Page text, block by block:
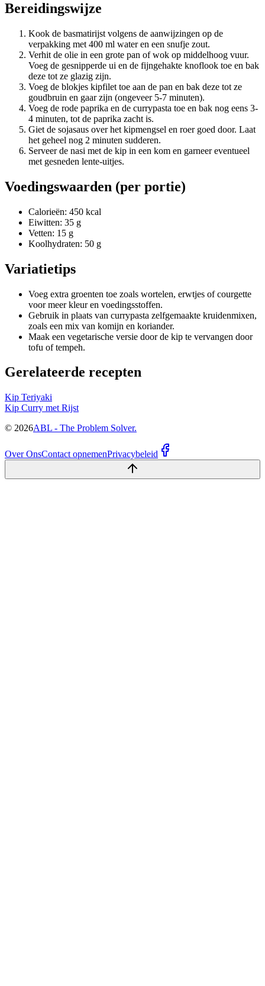
Bereidingswijze
Kook de basmatirijst volgens de aanwijzingen op de
verpakking met 400 ml water en een snufje zout.
Verhit de olie in een grote pan of wok op middelhoog vuur.
Voeg de gesnipperde ui en de fijngehakte knoflook toe en bak
deze tot ze glazig zijn.
Voeg de blokjes kipfilet toe aan de pan en bak deze tot ze
goudbruin en gaar zijn (ongeveer 5-7 minuten).
Voeg de rode paprika en de currypasta toe en bak nog eens 3-
4 minuten, tot de paprika zacht is.
Giet de sojasaus over het kipmengsel en roer goed door. Laat
het geheel nog 2 minuten sudderen.
Serveer de nasi met de kip in een kom en garneer eventueel
met gesneden lente-uitjes.
Voedingswaarden (per portie)
Calorieën: 450 kcal
Eiwitten: 35 g
Vetten: 15 g
Koolhydraten: 50 g
Variatietips
Voeg extra groenten toe zoals wortelen, erwtjes of courgette
voor meer kleur en voedingsstoffen.
Gebruik in plaats van currypasta zelfgemaakte kruidenmixen,
zoals een mix van komijn en koriander.
Maak een vegetarische versie door de kip te vervangen door
tofu of tempeh.
Gerelateerde recepten
Kip Teriyaki
Kip Curry met Rijst
© 2026ABL - The Problem Solver.
Over OnsContact opnemenPrivacybeleid